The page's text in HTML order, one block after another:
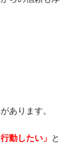
あります。
動したい」 と